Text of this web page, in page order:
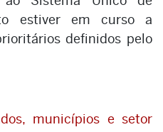
estiver em curso a
definidos pelo
municípios e setor